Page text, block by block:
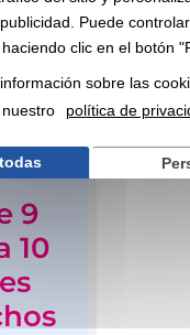
9
10
Frisbee
cohete
Puede
clic en el botón
sobre las
política de